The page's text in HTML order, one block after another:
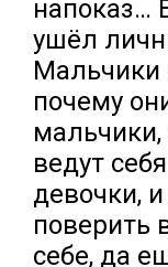
напоказ…
ушёл
Мальчики
почему
ведут
девочки,
поверить
себе, да